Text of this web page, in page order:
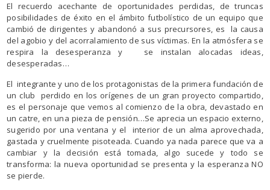
El recuerdo acechante de oportunidades perdidas, de truncas
posibilidades de éxito en el ámbito futbolístico de un equipo que
cambió de dirigentes y abandonó a sus precursores, es la causa
del agobio y del acorralamiento de sus víctimas. En la atmósfera se
respira la desesperanza y se instalan alocadas ideas,
desesperadas…
El integrante y uno de los protagonistas de la primera fundación de
un club perdido en los orígenes de un gran proyecto compartido,
es el personaje que vemos al comienzo de la obra, devastado en
un catre, en una pieza de pensión…Se aprecia un espacio externo,
sugerido por una ventana y el interior de un alma aprovechada,
gastada y cruelmente pisoteada. Cuando ya nada parece que va a
cambiar y la decisión está tomada, algo sucede y todo se
transforma: la nueva oportunidad se presenta y la esperanza NO
se pierde.